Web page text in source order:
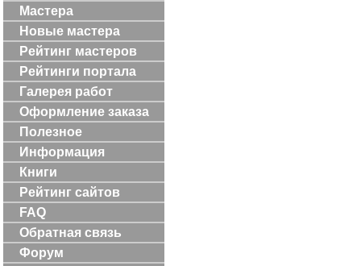
Мастера
Новые мастера
Рейтинг мастеров
Рейтинги портала
Галерея работ
Оформление заказа
Полезное
Информация
Книги
Рейтинг сайтов
FAQ
Обратная связь
Форум